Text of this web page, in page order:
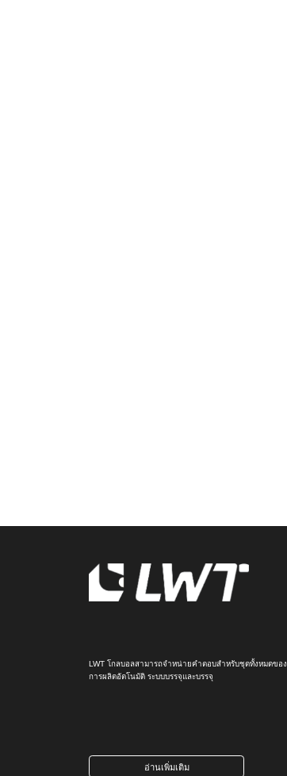
LWT โกลบอลสามารถจําหน่ายคําตอบสําหรับชุดทั้งหมดของ
การผลิตอัตโนมัติ ระบบบรรจุและบรรจุ
อ่านเพิ่มเติม